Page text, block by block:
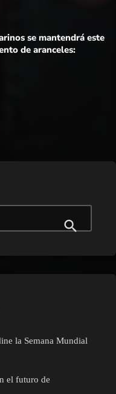
se mantendrá este
de aranceles:
la Semana Mundial
el futuro de